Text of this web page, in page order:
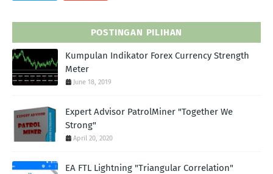
POSTINGAN PILIHAN
Kumpulan Indikator Forex Currency Strength
Meter
June 18, 2019
Expert Advisor PatrolMiner "Together We
Strong"
April 20, 2020
EA FTL Lightning "Triangular Correlation"